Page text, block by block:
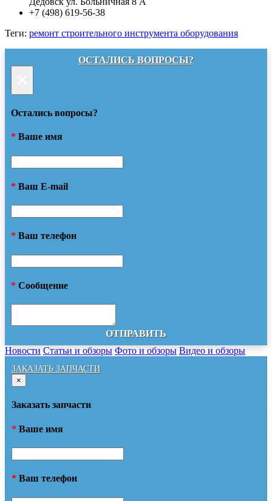
+7 (498) 619-56-38
Теги: ремонт строительного инструмента оборудования
ОСТАЛИСЬ ВОПРОСЫ?
Остались вопросы?
* Ваше имя
* Ваш E-mail
* Ваш телефон
* Сообщение
ОТПРАВИТЬ
Новости Статьи и обзоры Фото и обзоры Видео и обзоры
ЗАКАЗАТЬ ЗАПЧАСТИ
×
Заказать запчасти
* Ваше имя
* Ваш телефон